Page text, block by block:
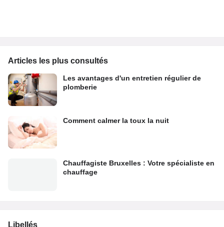
Articles les plus consultés
Les avantages d'un entretien régulier de
plomberie
Comment calmer la toux la nuit
Chauffagiste Bruxelles : Votre spécialiste en
chauffage
Libellés